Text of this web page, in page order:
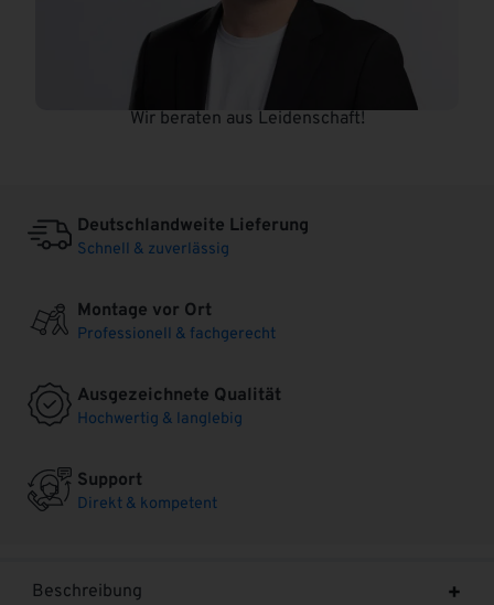
Wir beraten aus Leidenschaft!
Deutschlandweite Lieferung
Schnell & zuverlässig
Montage vor Ort
Professionell & fachgerecht
Ausgezeichnete Qualität
Hochwertig & langlebig
Support
Direkt & kompetent
Beschreibung